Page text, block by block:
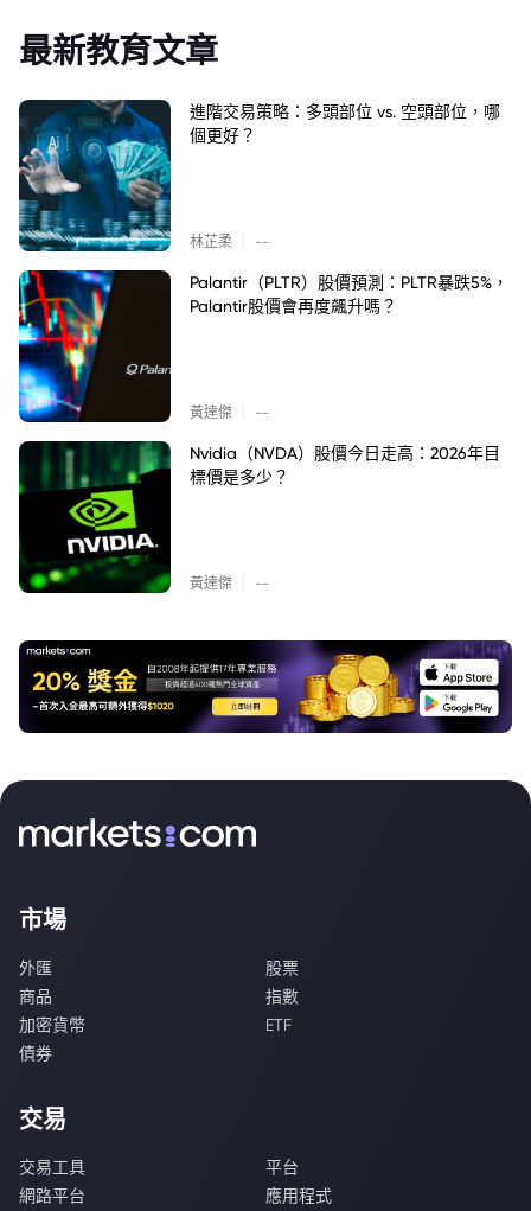
最新教育文章
進階交易策略：多頭部位 vs. 空頭部位，哪
個更好？
林芷柔 --
Palantir（PLTR）股價預測：PLTR暴跌5%，
Palantir股價會再度飆升嗎？
黃達傑 --
Nvidia（NVDA）股價今日走高：2026年目
標價是多少？
黃達傑 --
市場
外匯
股票
商品
指數
加密貨幣
ETF
債券
交易
交易工具
平台
網路平台
應用程式